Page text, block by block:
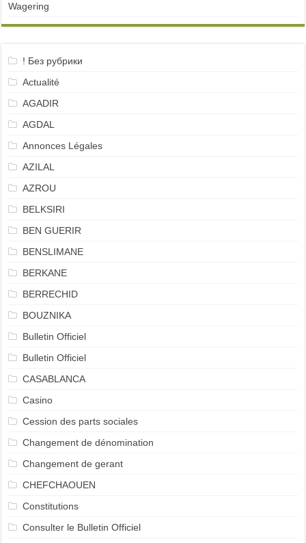
Wagering
! Без рубрики
Actualité
AGADIR
AGDAL
Annonces Légales
AZILAL
AZROU
BELKSIRI
BEN GUERIR
BENSLIMANE
BERKANE
BERRECHID
BOUZNIKA
Bulletin Officiel
Bulletin Officiel
CASABLANCA
Casino
Cession des parts sociales
Changement de dénomination
Changement de gerant
CHEFCHAOUEN
Constitutions
Consulter le Bulletin Officiel